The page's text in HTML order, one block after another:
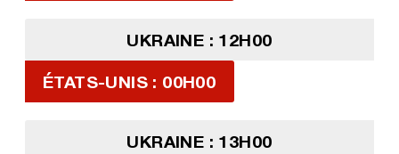
UKRAINE : 12H00
ÉTATS-UNIS : 00H00
UKRAINE : 13H00